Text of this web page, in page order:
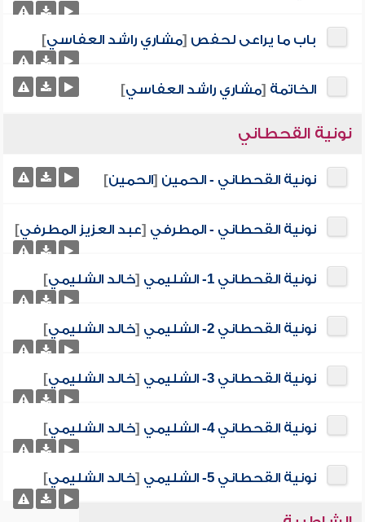
باب ما يراعى لحفص [مشاري راشد العفاسي]
الخاتمة [مشاري راشد العفاسي]
نونية القحطاني
نونية القحطاني - الحمين [الحمين]
نونية القحطاني - المطرفي [عبد العزيز المطرفي]
نونية القحطاني 1- الشليمي [خالد الشليمي]
نونية القحطاني 2- الشليمي [خالد الشليمي]
نونية القحطاني 3- الشليمي [خالد الشليمي]
نونية القحطاني 4- الشليمي [خالد الشليمي]
نونية القحطاني 5- الشليمي [خالد الشليمي]